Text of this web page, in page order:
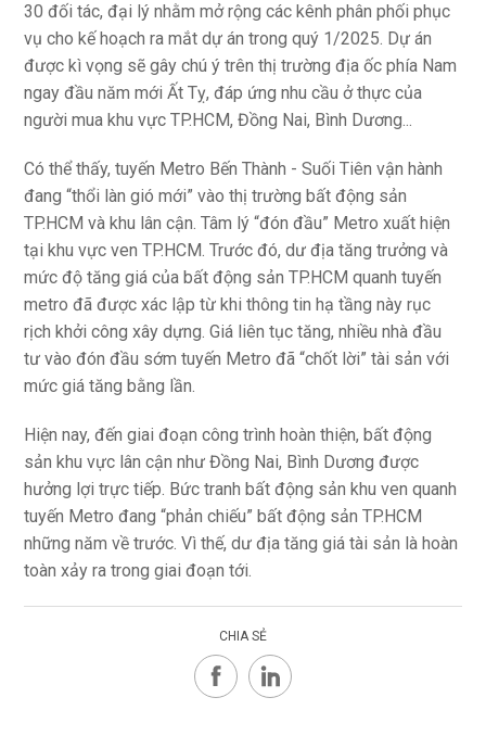
30 đối tác, đại lý nhằm mở rộng các kênh phân phối phục
vụ cho kế hoạch ra mắt dự án trong quý 1/2025. Dự án
được kì vọng sẽ gây chú ý trên thị trường địa ốc phía Nam
ngay đầu năm mới Ất Tỵ, đáp ứng nhu cầu ở thực của
người mua khu vực TP.HCM, Đồng Nai, Bình Dương...
Có thể thấy, tuyến Metro Bến Thành - Suối Tiên vận hành
đang “thổi làn gió mới” vào thị trường bất động sản
TP.HCM và khu lân cận. Tâm lý “đón đầu” Metro xuất hiện
tại khu vực ven TP.HCM. Trước đó, dư địa tăng trưởng và
mức độ tăng giá của bất động sản TP.HCM quanh tuyến
metro đã được xác lập từ khi thông tin hạ tầng này rục
rịch khởi công xây dựng. Giá liên tục tăng, nhiều nhà đầu
tư vào đón đầu sớm tuyến Metro đã “chốt lời” tài sản với
mức giá tăng bằng lần.
Hiện nay, đến giai đoạn công trình hoàn thiện, bất động
sản khu vực lân cận như Đồng Nai, Bình Dương được
hưởng lợi trực tiếp. Bức tranh bất động sản khu ven quanh
tuyến Metro đang “phản chiếu” bất động sản TP.HCM
những năm về trước. Vì thế, dư địa tăng giá tài sản là hoàn
toàn xảy ra trong giai đoạn tới.
CHIA SẺ